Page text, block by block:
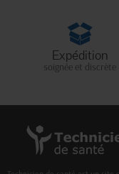
Expédition
soignée et discrète